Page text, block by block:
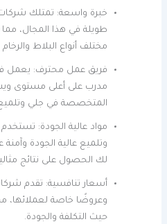
خبرة واسعة: تمتلك
طويلة في هذا المجال،
مختلف أنواع البلاط
فريق عمل محترف: يعمل
مدرب على أعلى مستوى
المتخصصة في جلي وتلميع
مواد عالية الجودة:
وتلميع عالية الجودة
لك الحصول على نتائج
أسعار تنافسية: تقدم
وعروضًا خاصة لعملائها،
حيث التكلفة والجودة.